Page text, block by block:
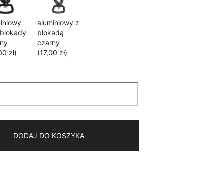
zł)
aluminiowy z
blokadą
czarny
(17,00 zł)
DODAJ DO KOSZYKA